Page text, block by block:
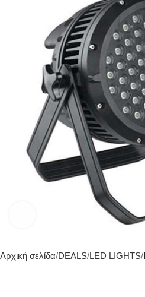
Αρχική σελίδα DEALS LED LIGHTS